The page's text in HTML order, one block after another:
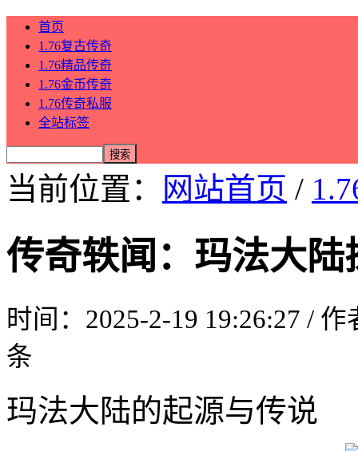
首页
1.76复古传奇
1.76精品传奇
1.76金币传奇
1.76传奇私服
全站标签
当前位置： 网站首页 /
传奇轶闻：玛法大
时间：2025-2-19 19:26:27 /
条
玛法大陆的起源与传说